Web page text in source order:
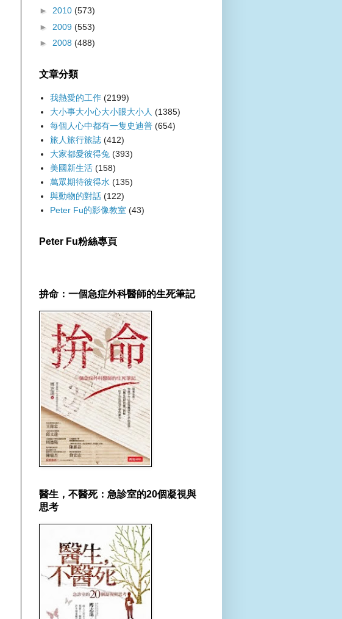
► 2010 (573)
► 2009 (553)
► 2008 (488)
文章分類
我熱愛的工作 (2199)
大小事大小心大小眼大小人 (1385)
每個人心中都有一隻史迪普 (654)
旅人旅行旅誌 (412)
大家都愛彼得兔 (393)
美國新生活 (158)
萬眾期待彼得水 (135)
與動物的對話 (122)
Peter Fu的影像教室 (43)
Peter Fu粉絲專頁
拚命：一個急症外科醫師的生死筆記
醫生，不醫死：急診室的20個凝視與
思考